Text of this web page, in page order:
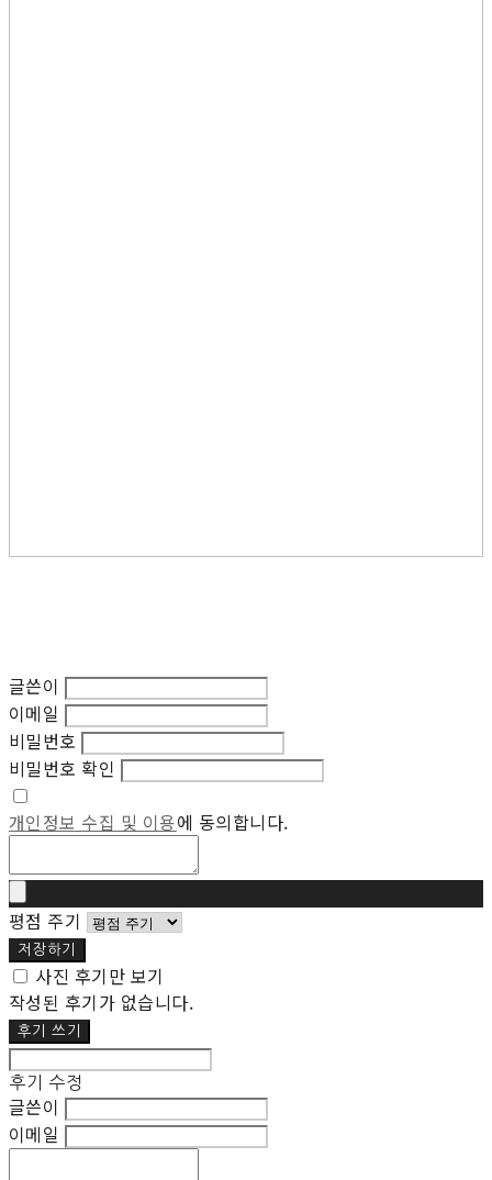
글쓴이
이메일
비밀번호
비밀번호 확인
개인정보 수집 및 이용에 동의합니다.
평점 주기
저장하기
사진 후기만 보기
작성된 후기가 없습니다.
후기 쓰기
후기 수정
글쓴이
이메일